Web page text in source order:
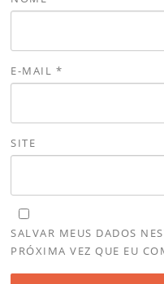
E-MAIL *
SITE
SALVAR MEUS DADOS
PRÓXIMA VEZ QUE EU